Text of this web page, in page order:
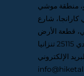
منطقة موشي
كارانجا، شارع
قطعة الأرض
الإلكتروني